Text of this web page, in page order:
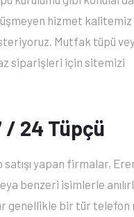
hizmet kalitemiz
Mutfak tüpü
siparişleri için sitemizi
/ 24 Tüpçü
satışı yapan firmalar,
benzeri isimlerle
genellikle bir tür telefon